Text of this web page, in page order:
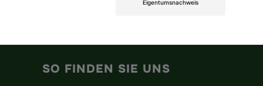
Eigentumsnachweis
SO FINDEN SIE UNS